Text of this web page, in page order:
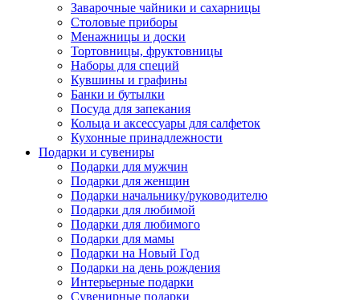
Заварочные чайники и сахарницы
Столовые приборы
Менажницы и доски
Тортовницы, фруктовницы
Наборы для специй
Кувшины и графины
Банки и бутылки
Посуда для запекания
Кольца и аксессуары для салфеток
Кухонные принадлежности
Подарки и сувениры
Подарки для мужчин
Подарки для женщин
Подарки начальнику/руководителю
Подарки для любимой
Подарки для любимого
Подарки для мамы
Подарки на Новый Год
Подарки на день рождения
Интерьерные подарки
Сувенирные подарки